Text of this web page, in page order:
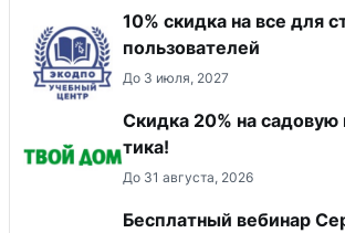
10% скидка на все для
пользователей
До 3 июля, 2027
Скидка 20% на садовую
тика!
До 31 августа, 2026
Бесплатный вебинар